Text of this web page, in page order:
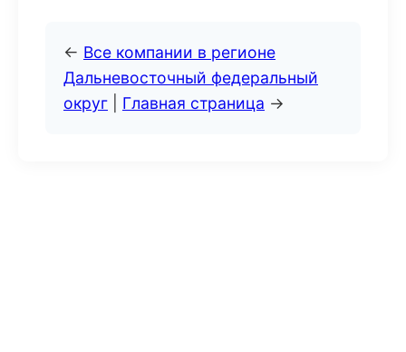
← Все компании в регионе
Дальневосточный федеральный
округ
Главная страница →